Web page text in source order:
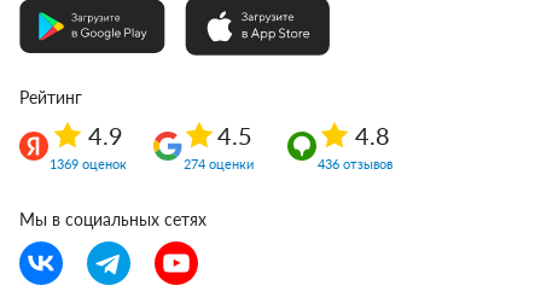
Рейтинг
4.9
1369 оценок
4.5
274 оценки
4.8
436 отзывов
Мы в социальных сетях